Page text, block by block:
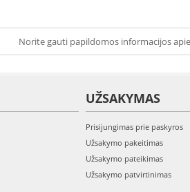
Norite gauti papildomos informacijos
UŽSAKYMAS
Prisijungimas prie paskyros
Užsakymo pakeitimas
Užsakymo pateikimas
Užsakymo patvirtinimas